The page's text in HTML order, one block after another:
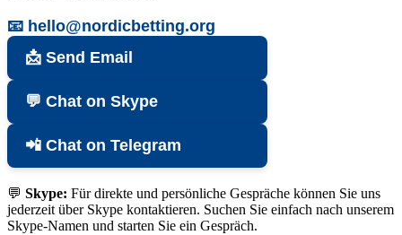
📧 hello@nordicbetting.org
📩 Send Email
💬 Chat on Skype
📲 Chat on Telegram
💬 Skype: Für direkte und persönliche Gespräche können Sie uns
jederzeit über Skype kontaktieren. Suchen Sie einfach nach unserem
Skype-Namen und starten Sie ein Gespräch.